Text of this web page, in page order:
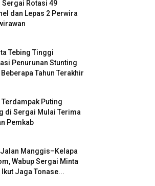
Sergai Rotasi 49
dan Lepas 2 Perwira
Tebing Tinggi
Penurunan Stunting
Tahun Terakhir
Terdampak Puting
di Sergai Mulai Terima
Pemkab
Manggis–Kelapa
Wabup Sergai Minta
Jaga Tonase...